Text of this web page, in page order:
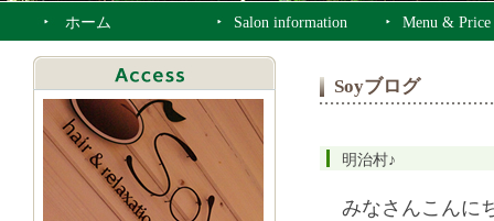
ホーム Salon information Menu & Price
Soyブログ
明治村♪
みなさんこんに